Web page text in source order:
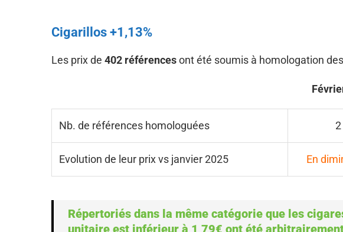
Cigarillos +1,13%
Les prix de 402 référencesont été soumis à homologation
Nb. de références homologuées 2
Evolution de leur prix vs janvier 2025 En
Répertoriés dans la même catégorie que les
unitaire est inférieur à 1,79€ ont été